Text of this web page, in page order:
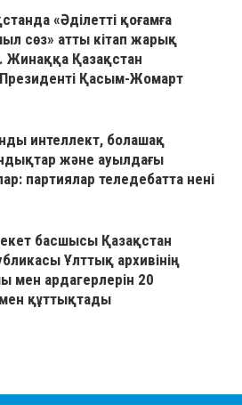
«Әділетті қоғамға
сөз» атты кітап жарық
Жинаққа Қазақстан
Қасым-Жомарт
интеллект, болашақ
және ауылдағы
партиялар теледебатта нені
басшысы Қазақстан
Ұлттық архивінің
мен ардагерлерін 20
құттықтады